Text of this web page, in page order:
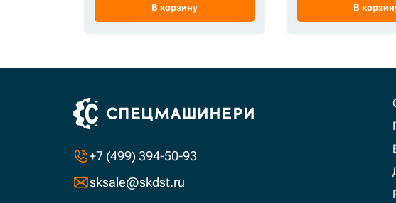
В корзину В
+7 (499) 394-50-93
sksale@skdst.ru